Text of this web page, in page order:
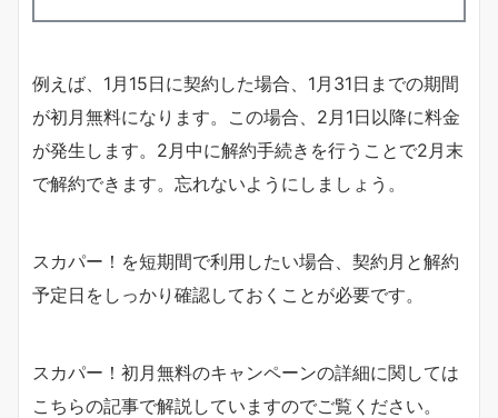
例えば、1月15日に契約した場合、1月31日までの期間
が初月無料になります。この場合、2月1日以降に料金
が発生します。2月中に解約手続きを行うことで2月末
で解約できます。忘れないようにしましょう。
スカパー！を短期間で利用したい場合、契約月と解約
予定日をしっかり確認しておくことが必要です。
スカパー！初月無料のキャンペーンの詳細に関しては
こちらの記事で解説していますのでご覧ください。